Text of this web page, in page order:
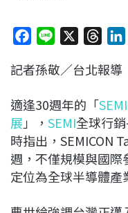
c
b
o
k
n
r
a
d
s
I
記者孫敬／台北報導
適逢30週年的「
展 」， SEMI全球行
時指出，SEMICON
週，不僅規模與國
定位為全球半導體產